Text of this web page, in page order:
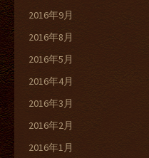
2016年9月
2016年8月
2016年5月
2016年4月
2016年3月
2016年2月
2016年1月